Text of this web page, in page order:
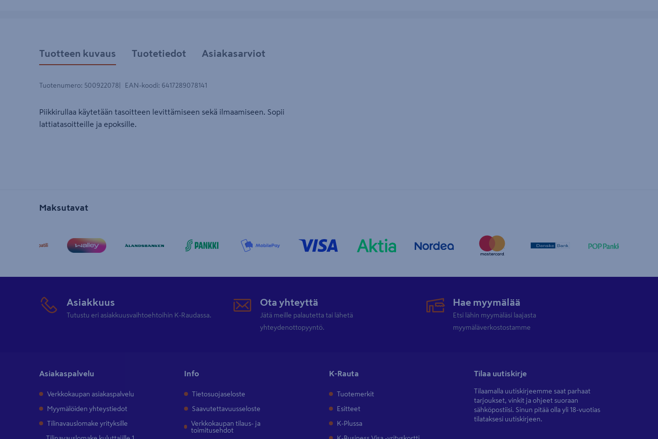
Tuotteen kuvaus Tuotetiedot Asiakasarviot
Tuotenumero: 500922078 EAN-koodi: 6417289078141
Piikkirullaa käytetään tasoitteen levittämiseen sekä ilmaamiseen. Sopii
lattiatasoitteille ja epoksille.
Maksutavat
Asiakkuus
Tutustu eri asiakkuusvaihtoehtoihin K-Raudassa.
Ota yhteyttä
Jätä meille palautetta tai lähetä
yhteydenottopyyntö.
Hae myymälää
Etsi lähin myymäläsi laajasta
myymäläverkostostamme
Asiakaspalvelu
Verkkokaupan asiakaspalvelu
Myymälöiden yhteystiedot
Tilinavauslomake yrityksille
Info
Tietosuojaseloste
Saavutettavuusseloste
Verkkokaupan tilaus- ja
toimitusehdot
K-Rauta
Tuotemerkit
Esitteet
K-Plussa
Tilaa uutiskirje
Tilaamalla uutiskirjeemme saat parhaat
tarjoukset, vinkit ja ohjeet suoraan
sähköpostiisi. Sinun pitää olla yli 18-vuotias
tilataksesi uutiskirjeen.